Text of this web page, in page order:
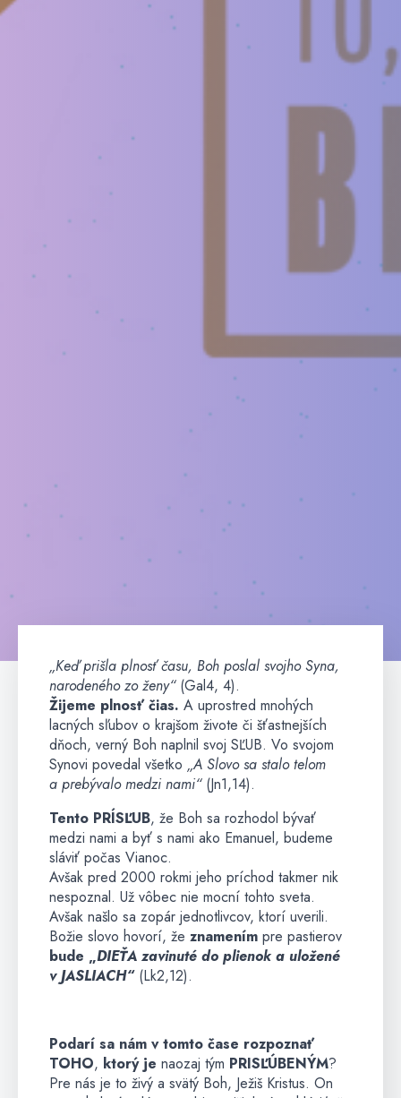
„Keď prišla plnosť času, Boh poslal svojho Syna,
narodeného zo ženy“ (Gal4, 4).
Žijeme plnosť čias. A uprostred mnohých
lacných sľubov o krajšom živote či šťastnejších
dňoch, verný Boh naplnil svoj SĽUB. Vo svojom
Synovi povedal všetko „A Slovo sa stalo telom
a prebývalo medzi nami“(Jn1,14).
Tento PRÍSĽUB, že Boh sa rozhodol bývať
medzi nami a byť s nami ako Emanuel, budeme
sláviť počas Vianoc.
Avšak pred 2000 rokmi jeho príchod takmer nik
nespoznal. Už vôbec nie mocní tohto sveta.
Avšak našlo sa zopár jednotlivcov, ktorí uverili.
Božie slovo hovorí, že znamením pre pastierov
bude „DIEŤA zavinuté do plienok a uložené
v JASLIACH“(Lk2,12).
Podarí sa nám v tomto čase rozpoznať
TOHO, ktorý je naozaj tým PRISĽÚBENÝM?
Pre nás je to živý a svätý Boh, Ježiš Kristus. On